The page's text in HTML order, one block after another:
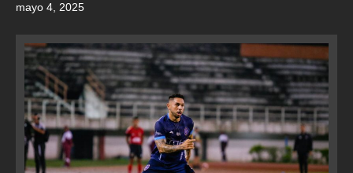
mayo 4, 2025